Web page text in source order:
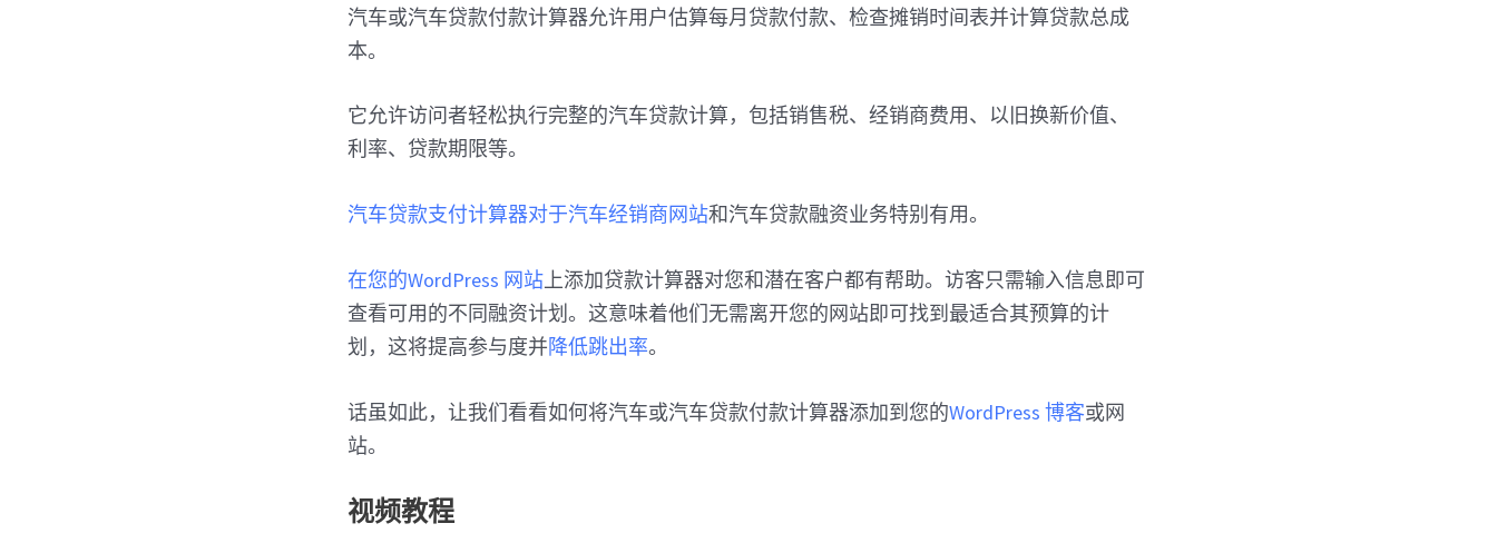
汽车或汽车贷款付款计算器允许用户估算每月贷款付款、检查摊销时间表并计算贷款总成
本。
它允许访问者轻松执行完整的汽车贷款计算，包括销售税、经销商费用、以旧换新价值、
利率、贷款期限等。
汽车贷款支付计算器对于汽车经销商网站和汽车贷款融资业务特别有用。
在您的WordPress 网站上添加贷款计算器对您和潜在客户都有帮助。访客只需输入信息即可
查看可用的不同融资计划。这意味着他们无需离开您的网站即可找到最适合其预算的计
划，这将提高参与度并降低跳出率。
话虽如此，让我们看看如何将汽车或汽车贷款付款计算器添加到您的WordPress 博客或网
站。
视频教程